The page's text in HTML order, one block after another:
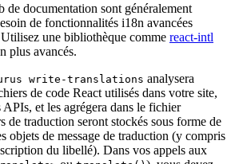
de documentation sont généralement
de fonctionnalités i18n avancées
une bibliothèque comme react-intl
plus avancés.
write-translations analysera
de code React utilisés dans votre site,
APIs, et les agrégera dans le fichier
de traduction seront stockés sous forme de
objets de message de traduction (y compris
du libellé). Dans vos appels aux